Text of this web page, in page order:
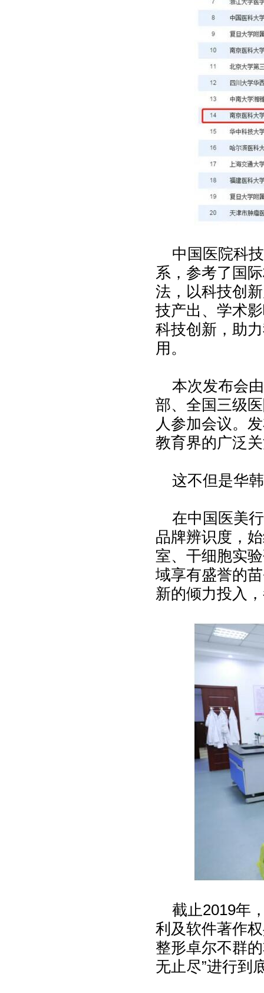
中国医院科
系，参考了国
法，以科技创
技产出、学术
科技创新，助
用。
本次发布会
部、全国三级
人参加会议。
教育界的广泛
这不但是华
在中国医美
品牌辨识度，
室、干细胞实
域享有盛誉的
新的倾力投入
截止2019年
利及软件著作
整形卓尔不群
无止尽”进行到